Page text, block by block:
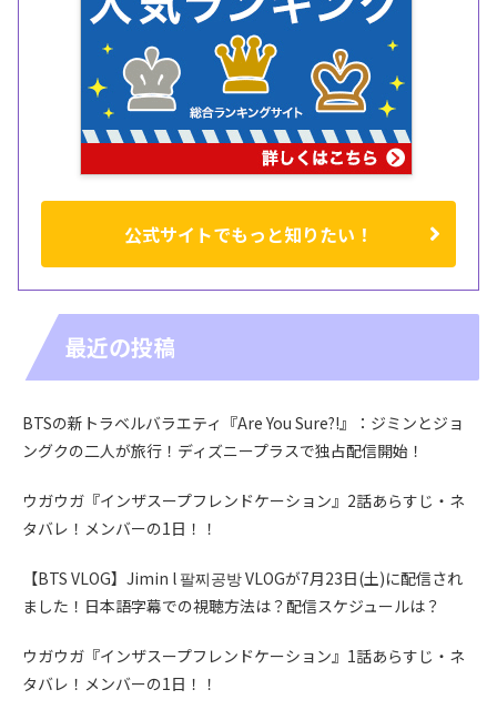
公式サイトでもっと知りたい！
最近の投稿
BTSの新トラベルバラエティ『Are You Sure?!』：ジミンとジョ
ングクの二人が旅行！ディズニープラスで独占配信開始！
ウガウガ『インザスープフレンドケーション』2話あらすじ・ネ
タバレ！メンバーの1日！！
【BTS VLOG】Jimin l 팔찌공방 VLOGが7月23日(土)に配信され
ました！日本語字幕での視聴方法は？配信スケジュールは？
ウガウガ『インザスープフレンドケーション』1話あらすじ・ネ
タバレ！メンバーの1日！！